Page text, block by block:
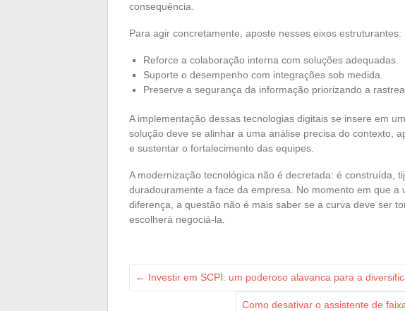
consequência.
Para agir concretamente, aposte nesses eixos estruturantes:
Reforce a colaboração interna com soluções adequadas.
Suporte o desempenho com integrações sob medida.
Preserve a segurança da informação priorizando a
A implementação dessas tecnologias digitais se insere em
solução deve se alinhar a uma análise precisa do contexto,
e sustentar o fortalecimento das equipes.
A modernização tecnológica não é decretada: é construída,
duradouramente a face da empresa. No momento em que a
diferença, a questão não é mais saber se a curva deve ser
escolherá negociá-la.
← Investir em SCPI: um poderoso alavanca para a
Como desativar o assistente de